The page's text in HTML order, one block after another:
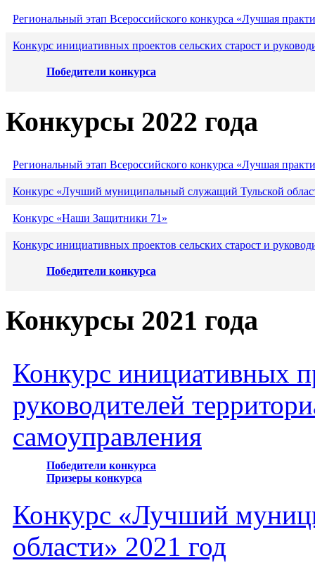
Региональный этап Всероссийского конкурса «Лучшая
Конкурс инициативных проектов сельских старост и
Победители конкурса
Конкурсы 2022 года
Региональный этап Всероссийского конкурса «Лучшая
Конкурс «Лучший муниципальный служащий Тульской
Конкурс «Наши Защитники 71»
Конкурс инициативных проектов сельских старост и
Победители конкурса
Конкурсы 2021 года
Конкурс инициативных
руководителей
самоуправления
Победители конкурса
Призеры конкурса
Конкурс «Лучший
области» 2021 год